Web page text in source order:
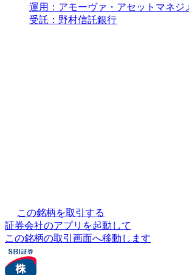
運用：アモーヴァ・アセットマネジ
受託：野村信託銀行
この銘柄を取引する
証券会社のアプリを起動して
この銘柄の取引画面へ移動します